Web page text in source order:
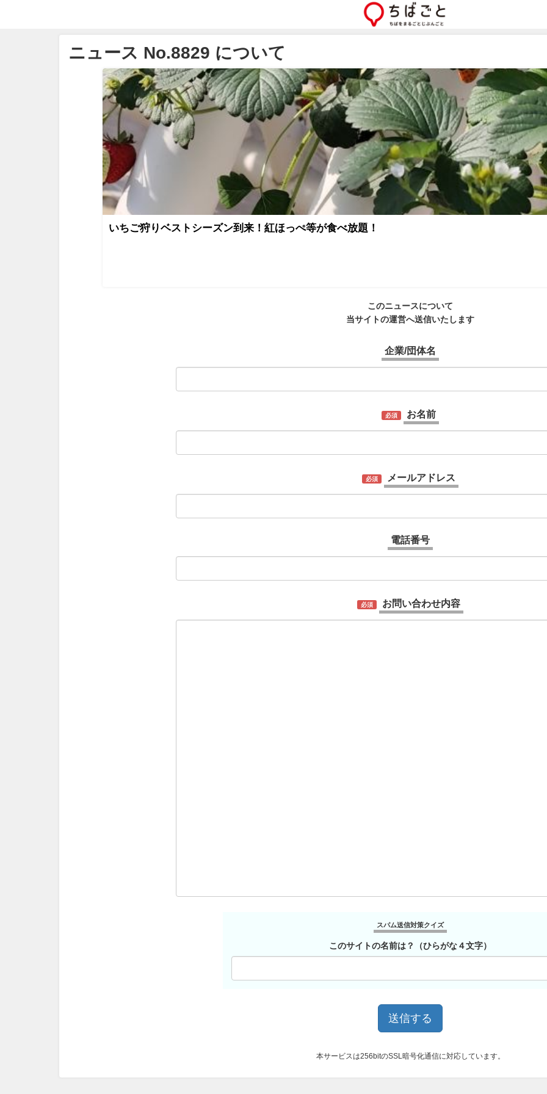
ニュース No.8829 について
いちご狩りベストシーズン到来！紅ほっぺ等が食べ放題！
このニュースについて
当サイトの運営へ送信いたします
企業/団体名
必須 お名前
必須 メールアドレス
電話番号
必須 お問い合わせ内容
スパム送信対策クイズ
このサイトの名前は？（ひらがな４文字）
本サービスは256bitのSSL暗号化通信に対応しています。